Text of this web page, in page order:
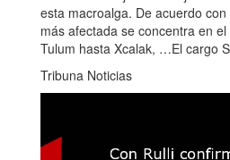
esta macroalga. De acuerdo
más afectada se concentra en
Tulum hasta Xcalak, …El cargo S
Tribuna Noticias